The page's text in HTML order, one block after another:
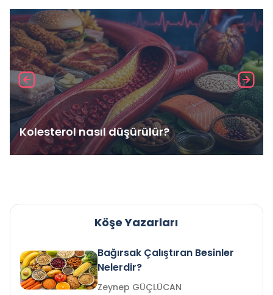
Kolesterol nasıl düşürülür?
Köşe Yazarları
Bağırsak Çalıştıran Besinler
Nelerdir?
Zeynep GÜÇLÜCAN